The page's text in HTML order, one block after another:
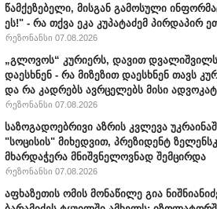
წამქეზებელი, მისგან გამოსული
ეს!" - რა თქვა ეკა კუპატაძემ პირდაპირ
რეზონანსი 07.08.2026
„გლოვოს“ კურიერს, დავით
დაესხნენ - რა მიზეზით დაესხნენ თავს
და რა კადრებს ავრცელებს მისი
რეზონანსი 07.08.2026
საზოგადოებრივი აზრის კვლევა
"სოცისის" მიხედვით, პრეზიდენტ
მხარდაჭერა მნიშვნელოვნად შემცირდა
რეზონანსი 07.08.2026
აფხაზეთის ომის მონაწილე გია